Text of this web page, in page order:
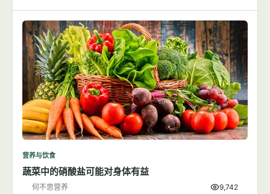
营养与饮食
蔬菜中的硝酸盐可能对身体有益
何不思营养 9,742